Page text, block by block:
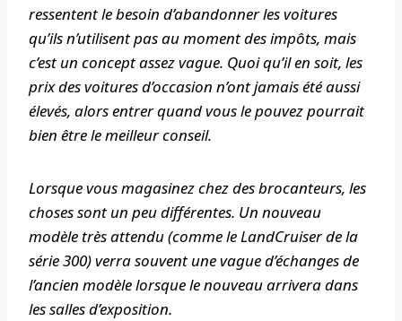
ressentent le besoin d’abandonner les voitures
qu’ils n’utilisent pas au moment des impôts, mais
c’est un concept assez vague. Quoi qu’il en soit, les
prix des voitures d’occasion n’ont jamais été aussi
élevés, alors entrer quand vous le pouvez pourrait
bien être le meilleur conseil.
Lorsque vous magasinez chez des brocanteurs, les
choses sont un peu différentes. Un nouveau
modèle très attendu (comme le LandCruiser de la
série 300) verra souvent une vague d’échanges de
l’ancien modèle lorsque le nouveau arrivera dans
les salles d’exposition.